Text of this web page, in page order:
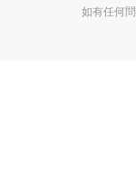
如有任何